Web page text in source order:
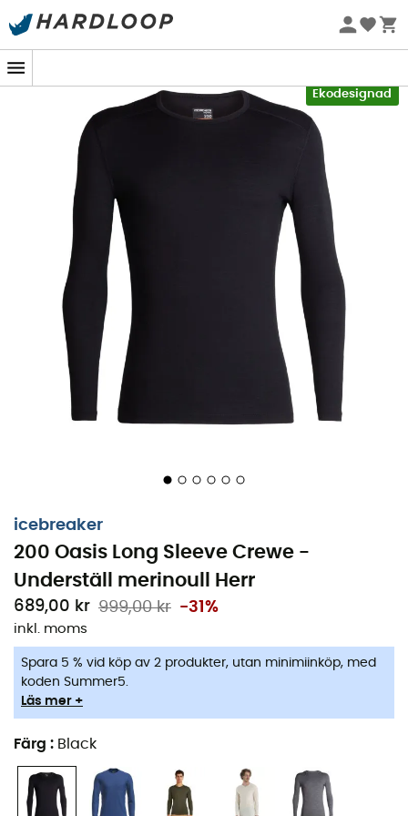
Sommarerbjudanden 🔥 -5 % EXTRA vid köp av 2 produkter*
Ekodesignad
icebreaker
200 Oasis Long Sleeve Crewe -
Underställ merinoull Herr
689,00 kr 999,00 kr -31%
inkl. moms
Spara 5 % vid köp av 2 produkter, utan minimiinköp, med
koden Summer5.
Läs mer +
Färg : Black